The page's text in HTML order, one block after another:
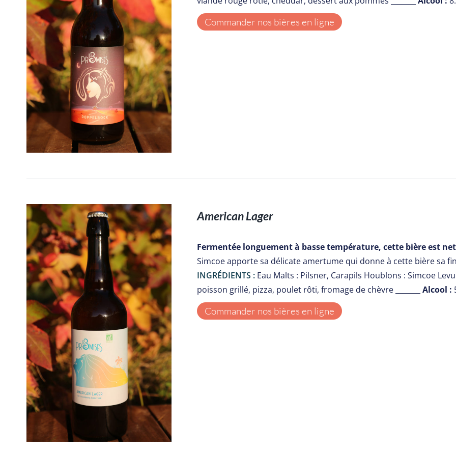
Commander nos bières en ligne
American Lager
Fermentée longuement à basse température, cette bière est
Simcoe apporte sa délicate amertume qui donne à cette bière sa
INGRÉDIENTS :Eau Malts : Pilsner, Carapils Houblons : Simcoe
poisson grillé, pizza, poulet rôti, fromage de chèvre _______ Alcool :
Commander nos bières en ligne